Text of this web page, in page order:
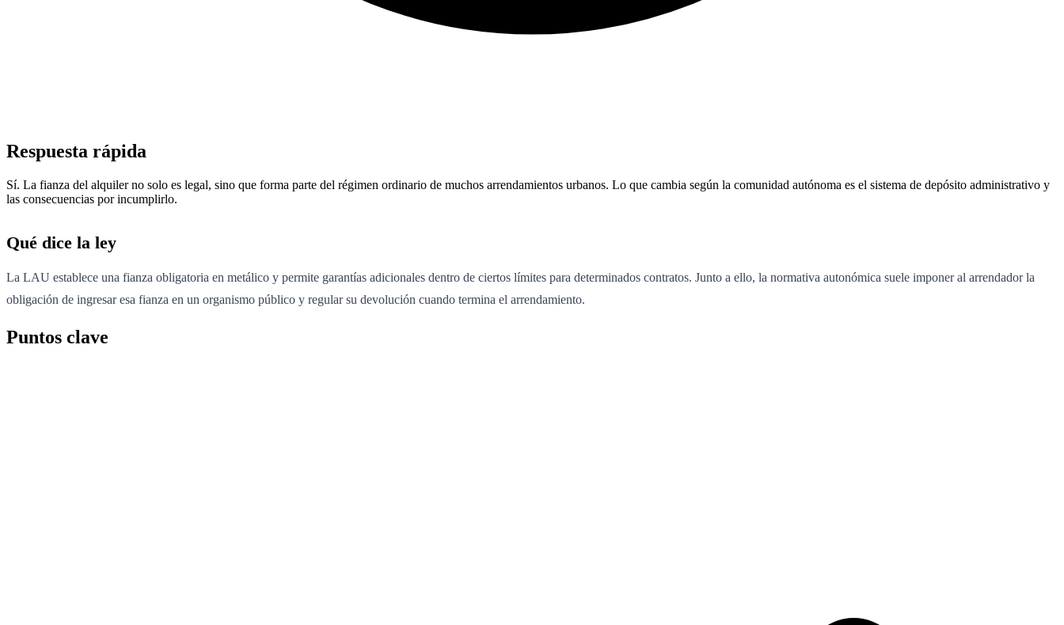
Respuesta rápida
Sí. La fianza del alquiler no solo es legal, sino que forma parte del régimen ordinario de muchos arrendamientos urbanos. Lo que cambia según la comunidad autónoma es el sistema de depósito administrativo y
las consecuencias por incumplirlo.
Qué dice la ley
La LAU establece una fianza obligatoria en metálico y permite garantías adicionales dentro de ciertos límites para determinados contratos. Junto a ello, la normativa autonómica suele imponer al arrendador la
obligación de ingresar esa fianza en un organismo público y regular su devolución cuando termina el arrendamiento.
Puntos clave